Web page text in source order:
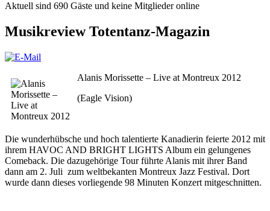
Aktuell sind 690 Gäste und keine Mitglieder online
Musikreview Totentanz-Magazin
Alanis Morissette – Live at Montreux 2012
(Eagle Vision)
Die wunderhübsche und hoch talentierte Kanadierin feierte 2012 mit
ihrem HAVOC AND BRIGHT LIGHTS Album ein gelungenes
Comeback. Die dazugehörige Tour führte Alanis mit ihrer Band
dann am 2. Juli zum weltbekanten Montreux Jazz Festival. Dort
wurde dann dieses vorliegende 98 Minuten Konzert mitgeschnitten.